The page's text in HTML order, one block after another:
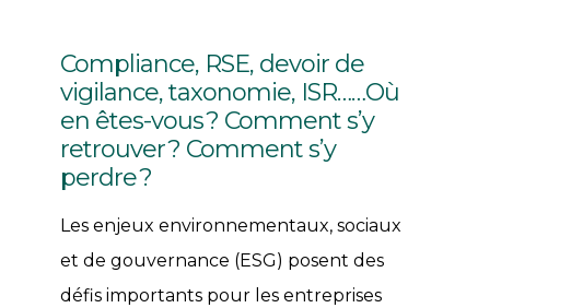
Forums
Devenir
AMI,
Member
to
Inspire
Compliance, RSE, devoir de
vigilance, taxonomie, ISR……Où
en êtes-vous ? Comment s’y
retrouver ? Comment s’y
perdre ?
Les enjeux environnementaux, sociaux
et de gouvernance (ESG) posent des
défis importants pour les entreprises